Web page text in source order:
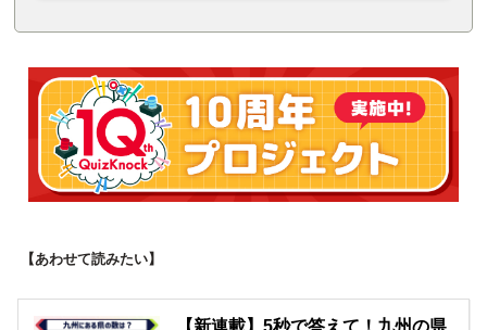
【あわせて読みたい】
【新連載】5秒で答えて！九州の県